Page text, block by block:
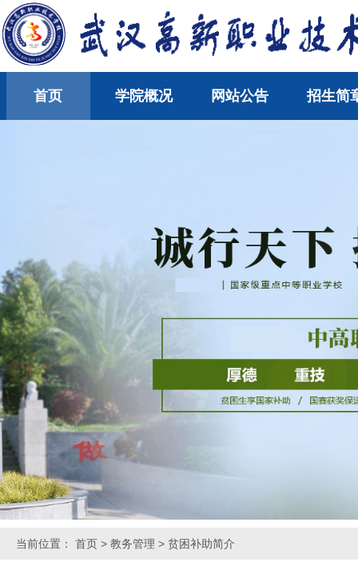
首页 学院概况 网站公告 招生简
当前位置： 首页 > 教务管理 > 贫困补助简介